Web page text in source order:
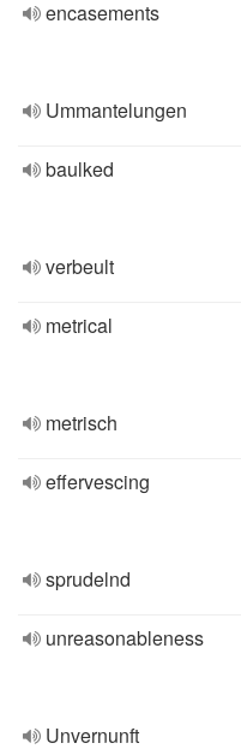
encasements
Ummantelungen
baulked
verbeult
metrical
metrisch
effervescing
sprudelnd
unreasonableness
Unvernunft